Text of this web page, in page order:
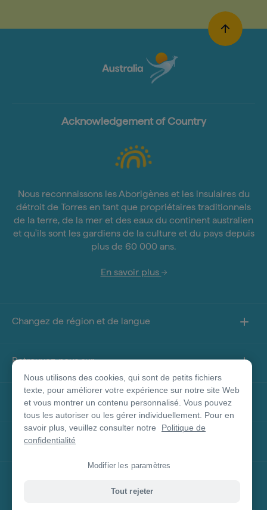
Acknowledgement of Country
Nous reconnaissons les Aborigènes et les insulaires du
détroit de Torres en tant que propriétaires traditionnels
de la terre, de la mer et des eaux du continent australien
et qu'ils sont les gardiens de la culture et du pays depuis
plus de 60 000 ans.
En savoir plus
Changez de région et de langue
Retrouvez-nous sur
À propos de ce site
Autres sites
Nous utilisons des cookies, qui sont de petits fichiers
texte, pour améliorer votre expérience sur notre site Web
et vous montrer un contenu personnalisé. Vous pouvez
tous les autoriser ou les gérer individuellement. Pour en
savoir plus, veuillez consulter notre
Politique de
confidentialité
Tout rejeter
Modifier les paramètres